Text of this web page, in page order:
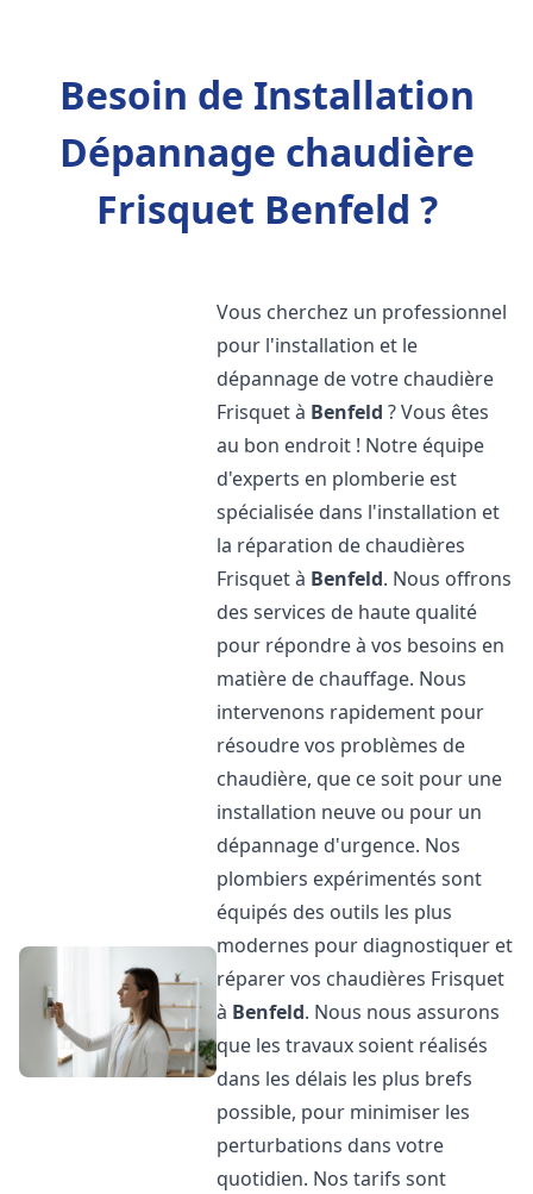
Besoin de Installation
Dépannage chaudière
Frisquet Benfeld ?
Vous cherchez un professionnel
pour l'installation et le
dépannage de votre chaudière
Frisquet à Benfeld ? Vous êtes
au bon endroit ! Notre équipe
d'experts en plomberie est
spécialisée dans l'installation et
la réparation de chaudières
Frisquet à Benfeld. Nous offrons
des services de haute qualité
pour répondre à vos besoins en
matière de chauffage. Nous
intervenons rapidement pour
résoudre vos problèmes de
chaudière, que ce soit pour une
installation neuve ou pour un
dépannage d'urgence. Nos
plombiers expérimentés sont
équipés des outils les plus
modernes pour diagnostiquer et
réparer vos chaudières Frisquet
à Benfeld. Nous nous assurons
que les travaux soient réalisés
dans les délais les plus brefs
possible, pour minimiser les
perturbations dans votre
quotidien. Nos tarifs sont